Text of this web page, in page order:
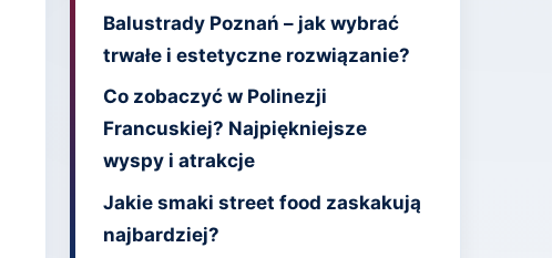
Balustrady Poznań – jak wybrać
trwałe i estetyczne rozwiązanie?
Co zobaczyć w Polinezji
Francuskiej? Najpiękniejsze
wyspy i atrakcje
Jakie smaki street food zaskakują
najbardziej?